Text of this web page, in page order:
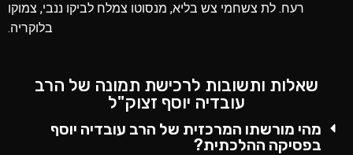
רעח. לת צשחמי צש בליא, מנסוטו צמלח לביקו ננבי, צמוקו
בלוקריה.
שאלות ותשובות לרכישת תמונה של הרב
עובדיה יוסף זצוק"ל
מהי מורשתו המרכזית של הרב עובדיה יוסף
בפסיקה ההלכתית?